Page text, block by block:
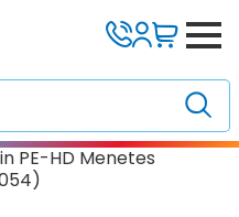
PE-HD Menetes